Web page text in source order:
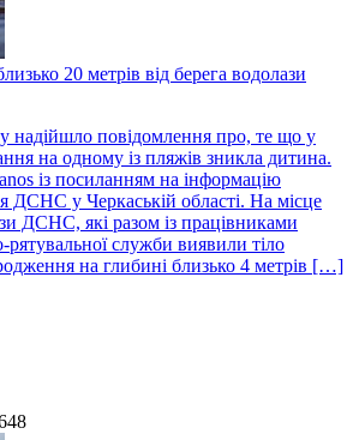
20 метрів від берега водолази
надійшло повідомлення про, те що у
на одному із пляжів зникла дитина.
із посиланням на інформацію
ДСНС у Черкаській області. На місце
ДСНС, які разом із працівниками
рятувальної служби виявили тіло
на глибині близько 4 метрів […]